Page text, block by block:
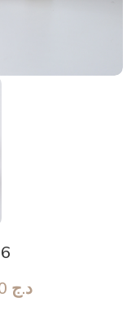
د.ج